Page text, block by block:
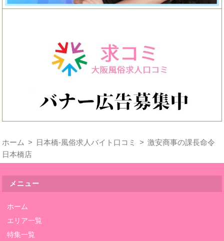
ホーム 日本橋-風俗求人バイト口コミ
激安商事の課長命令
日本橋店
メニュー
ホーム
エリア一覧
特集一覧